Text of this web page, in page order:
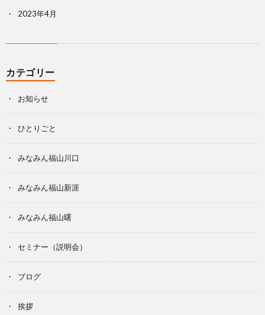
2023年4月
カテゴリー
お知らせ
ひとりごと
みなみん福山川口
みなみん福山新涯
みなみん福山曙
セミナー（説明会）
ブログ
挨拶